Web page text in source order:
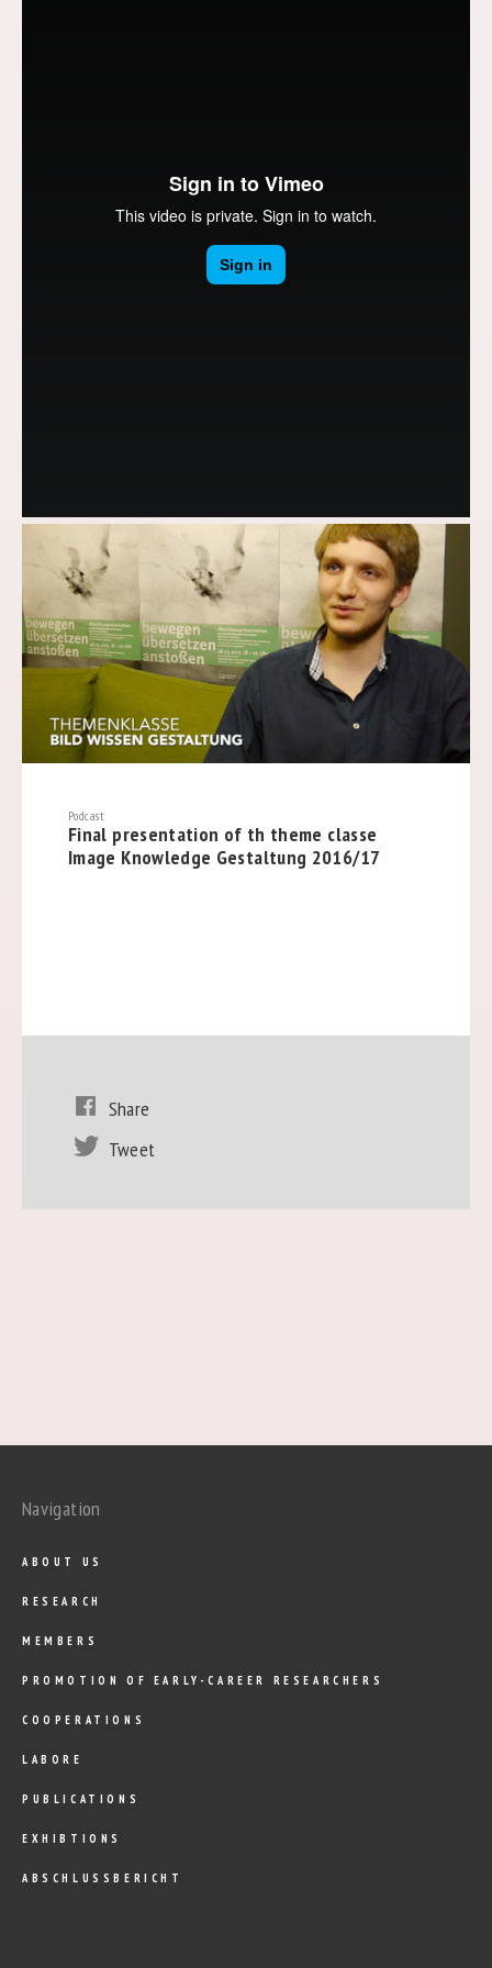
Podcast
Final presentation of th theme classe
Image Knowledge Gestaltung 2016/17
Share
Tweet
Navigation
ABOUT US
RESEARCH
MEMBERS
PROMOTION OF EARLY-CAREER RESEARCHERS
COOPERATIONS
LABORE
PUBLICATIONS
EXHIBTIONS
ABSCHLUSSBERICHT